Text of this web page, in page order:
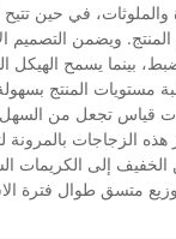
والملوثات، في حين
بينما يسمح
مستويات المنتج
قياس تجعل من السهل
هذه الزجاجات
الخفيف إلى الكريمات
متسق طوال فترة